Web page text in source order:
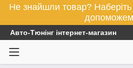
Не знайшли товар?
Авто-Тюнінг інтернет-магазин